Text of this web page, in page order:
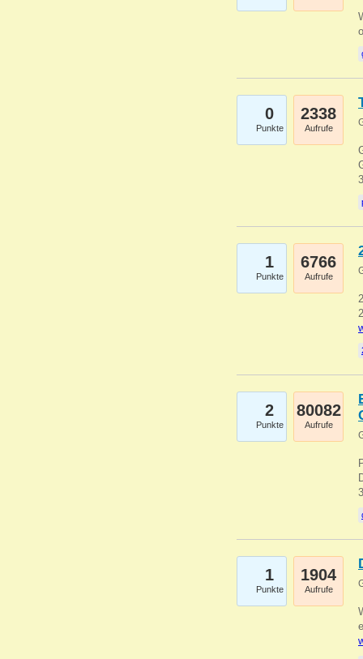
0
Punkte
2338
Aufrufe
1
Punkte
6766
Aufrufe
2
Punkte
80082
Aufrufe
1
Punkte
1904
Aufrufe